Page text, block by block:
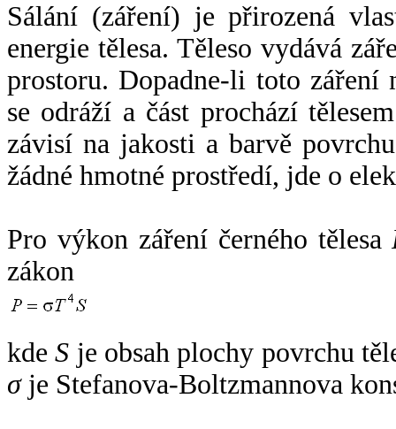
Sálání (záření) je přirozená
energie tělesa. Těleso vydává
prostoru. Dopadne-li toto záření
se odráží a část prochází
závisí na jakosti a barvě
žádné hmotné prostředí, jde o
Pro výkon záření černého tělesa
zákon
kdeS je obsah plochy povrchu
σje Stefanova-Boltzmannova